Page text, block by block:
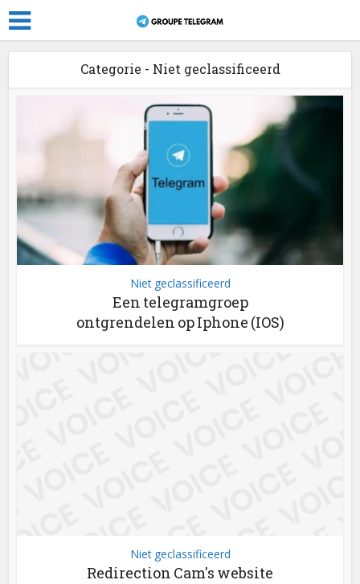
Categorie - Niet geclassificeerd
Niet geclassificeerd
Een telegramgroep
ontgrendelen op Iphone (IOS)
Niet geclassificeerd
Redirection Cam's website